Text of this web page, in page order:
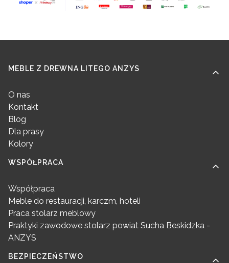
Linki w stopce
MEBLE Z DREWNA LITEGO ANZYS
O nas
Kontakt
Blog
Dla prasy
Kolory
WSPÓŁPRACA
Współpraca
Meble do restauracji, karczm, hoteli
Praca stolarz meblowy
Praktyki zawodowe stolarz powiat Sucha Beskidzka -
ANZYS
BEZPIECZEŃSTWO